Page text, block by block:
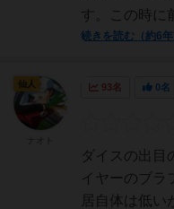
す。この時に
続きを読む（約6年
93名 0名
ダイスの出目
イヤーのブラ
居自体は低
仙人